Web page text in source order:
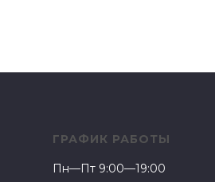
ГРАФИК РАБОТЫ
Пн—Пт 9:00—19:00